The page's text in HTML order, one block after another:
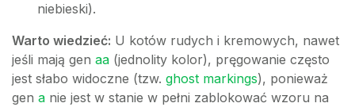
niebieski).
Warto wiedzieć: U kotów rudych i kremowych, nawet
jeśli mają gen aa (jednolity kolor), pręgowanie często
jest słabo widoczne (tzw. ghost markings), ponieważ
gen a nie jest w stanie w pełni zablokować wzoru na